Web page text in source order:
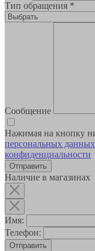
Тип обращения *
Сообщение
Нажимая на кнопку
персональных данных
конфиденциальности
Наличие в магазинах
Имя:
Телефон:
Отправить